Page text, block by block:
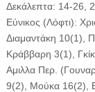
Δεκάλεπτα: 14-26,
Εύνικος (Λόφτι):
Διαμαντάκη 10(1),
Κράββαρη 3(1),
Αμιλλα Περ.
9(2), Μούκα 16(2),